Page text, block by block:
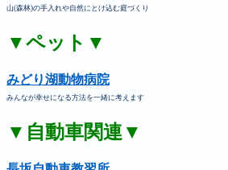
山(森林)の手入れや自然にとけ込む庭づくり
▼ペット▼
みどり湖動物病院
みんなが幸せになる方法を一緒に考えます
▼自動車関連▼